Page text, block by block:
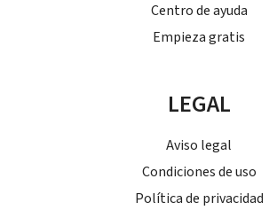
Centro de ayuda
Empieza gratis
LEGAL
Aviso legal
Condiciones de uso
Política de privacidad